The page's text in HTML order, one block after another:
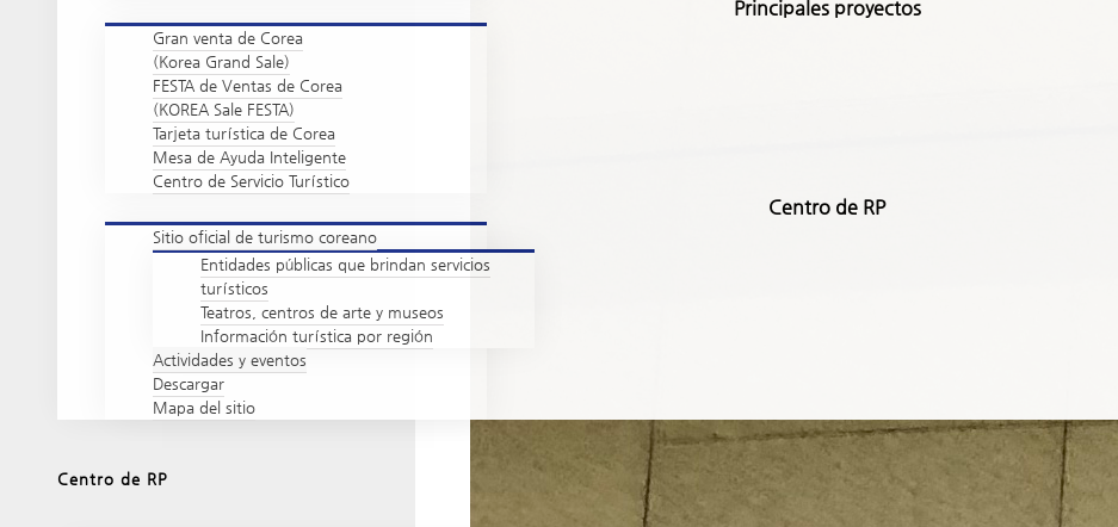
Principales proyectos
Gran venta de Corea
(Korea Grand Sale)
FESTA de Ventas de Corea
(KOREA Sale FESTA)
Tarjeta turística de Corea
Mesa de Ayuda Inteligente
Centro de Servicio Turístico
Centro de RP
Sitio oficial de turismo coreano
Entidades públicas que brindan servicios
turísticos
Teatros, centros de arte y museos
Información turística por región
Actividades y eventos
Descargar
Mapa del sitio
Centro de RP